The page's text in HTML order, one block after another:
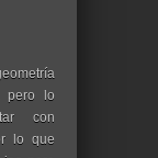
pero lo
con
lo que